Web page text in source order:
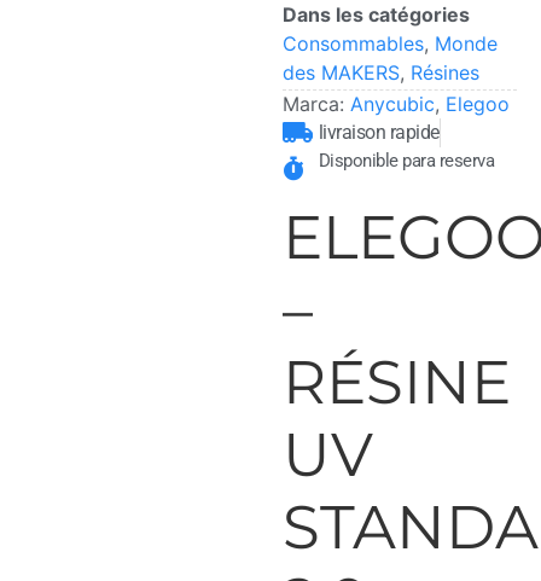
Dans les catégories
Consommables, Monde
des MAKERS, Résines
Marca: Anycubic, Elegoo
livraison rapide
Disponible para reserva
–
RÉSINE
UV